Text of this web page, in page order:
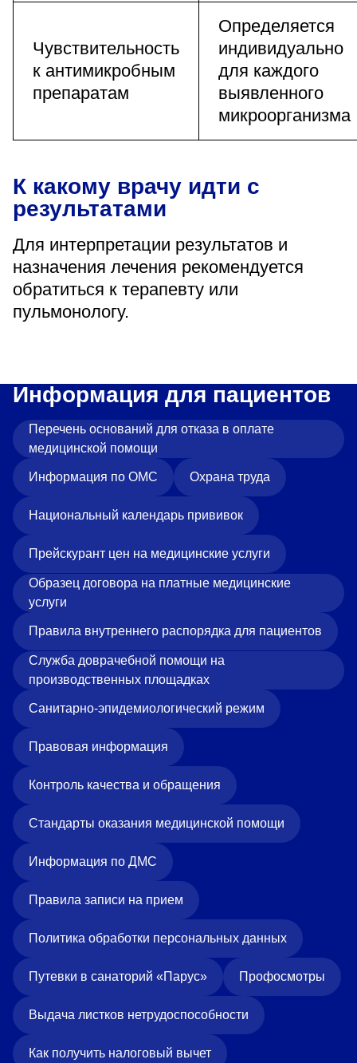
Чувствительность
к антимикробным
препаратам
Определяется
индивидуально
для каждого
выявленного
микроорганизма
К какому врачу идти с
результатами
Для интерпретации результатов и
назначения лечения рекомендуется
обратиться к терапевту или
пульмонологу.
Информация для пациентов
Перечень оснований для отказа в оплате
медицинской помощи
Информация по ОМС Охрана труда
Национальный календарь прививок
Прейскурант цен на медицинские услуги
Образец договора на платные медицинские
услуги
Правила внутреннего распорядка для пациентов
Служба доврачебной помощи на
производственных площадках
Санитарно-эпидемиологический режим
Правовая информация
Контроль качества и обращения
Стандарты оказания медицинской помощи
Информация по ДМС
Правила записи на прием
Политика обработки персональных данных
Путевки в санаторий «Парус» Профосмотры
Выдача листков нетрудоспособности
Как получить налоговый вычет